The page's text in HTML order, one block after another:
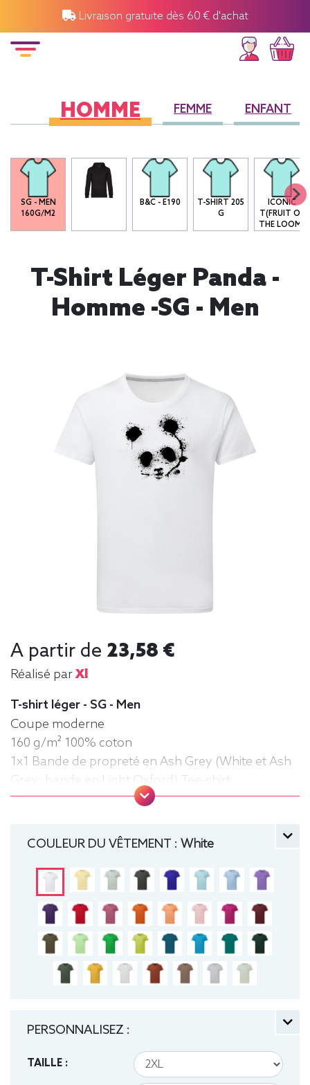
Livraison gratuite dès 60 € d'achat
HOMME FEMME ENFANT
SG - MEN
160G/M2
B&C - E190
T-SHIRT 205
G
ICONIC
T(FRUIT OF
THE LOOM)
T-Shirt Léger Panda -
Homme -SG - Men
A partir de 23,58 €
Réalisé parXl
T-shirt léger - SG - Men
Coupe moderne
160 g/m² 100% coton
1x1 Bande de propreté en Ash Grey (White et Ash
Grey: bande en Light Oxford) Tee-shirt,
manche courte, Léger, Homme, Col rond
COULEUR DU VÊTEMENT : White
PERSONNALISEZ :
TAILLE :